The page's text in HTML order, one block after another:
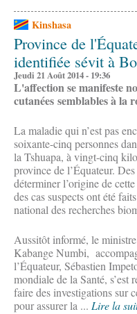
Kinshasa
Province de
identifiée sévit à
Jeudi 21 Août 2014 - 19:36
L'affection se manifeste
cutanées semblables à la
La maladie qui n’est pas
soixante-cinq personnes
la Tshuapa, à vingt-cinq
province de l’Équateur.
déterminer l’origine de
des cas suspects ont été
national des recherches
Aussitôt informé, le
Kabange Numbi,
l’Équateur, Sébastien
mondiale de la Santé, s’est
faire des investigations sur
pour assurer la ... Lire la